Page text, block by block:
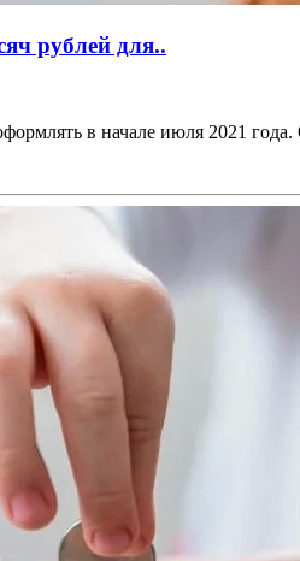
рублей для..
в начале июля 2021